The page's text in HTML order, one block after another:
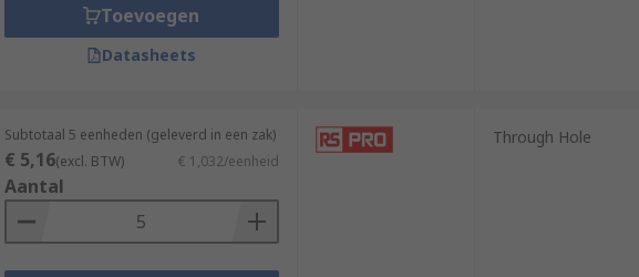
Toevoegen
Datasheets
Subtotaal 5 eenheden (geleverd in een zak)
€ 5,16(excl. BTW) € 1,032/eenheid
Aantal
Through Hole